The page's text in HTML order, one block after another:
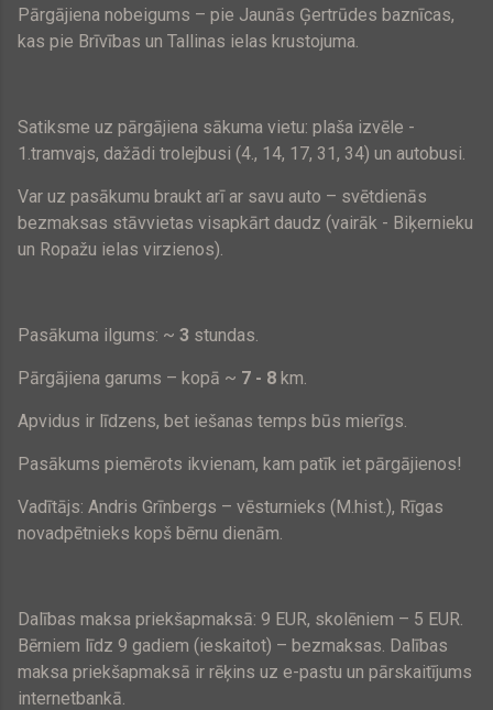
Pārgājiena nobeigums – pie Jaunās Ģertrūdes baznīcas,
kas pie Brīvības un Tallinas ielas krustojuma.
Satiksme uz pārgājiena sākuma vietu: plaša izvēle -
1.tramvajs, dažādi trolejbusi (4., 14, 17, 31, 34) un autobusi.
Var uz pasākumu braukt arī ar savu auto – svētdienās
bezmaksas stāvvietas visapkārt daudz (vairāk - Biķernieku
un Ropažu ielas virzienos).
Pasākuma ilgums: ~ 3 stundas.
Pārgājiena garums – kopā ~ 7 - 8 km.
Apvidus ir līdzens, bet iešanas temps būs mierīgs.
Pasākums piemērots ikvienam, kam patīk iet pārgājienos!
Vadītājs: Andris Grīnbergs – vēsturnieks (M.hist.), Rīgas
novadpētnieks kopš bērnu dienām.
Dalības maksa priekšapmaksā: 9 EUR, skolēniem – 5 EUR.
Bērniem līdz 9 gadiem (ieskaitot) – bezmaksas. Dalības
maksa priekšapmaksā ir rēķins uz e-pastu un pārskaitījums
internetbankā.